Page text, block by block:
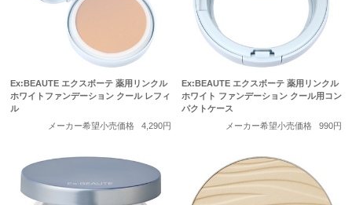
Ex:BEAUTE エクスボーテ 薬用リンクル
ホワイトファンデーション クール レフィ
ル
メーカー希望小売価格
4,290円
Ex:BEAUTE エクスボーテ 薬用リンクル
ホワイト ファンデーション クール用コン
パクトケース
メーカー希望小売価格
990円